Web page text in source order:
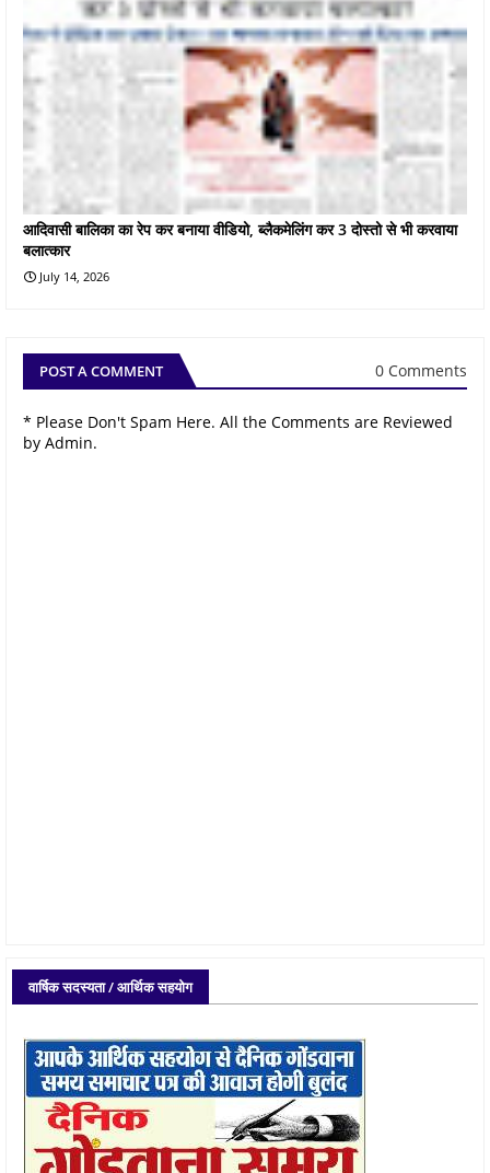
आदिवासी बालिका का रेप कर बनाया वीडियो, ब्लैकमेलिंग कर 3 दोस्तो से भी करवाया
बलात्कार
July 14, 2026
POST A COMMENT 0 Comments
* Please Don't Spam Here. All the Comments are Reviewed
by Admin.
वार्षिक सदस्यता / आर्थिक सहयोग